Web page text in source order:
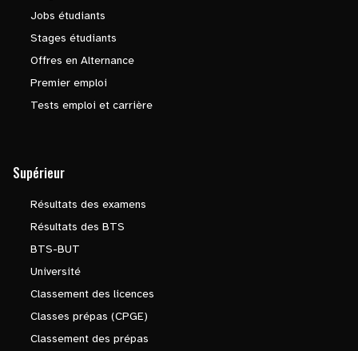
Jobs étudiants
Stages étudiants
Offres en Alternance
Premier emploi
Tests emploi et carrière
Supérieur
Résultats des examens
Résultats des BTS
BTS-BUT
Université
Classement des licences
Classes prépas (CPGE)
Classement des prépas